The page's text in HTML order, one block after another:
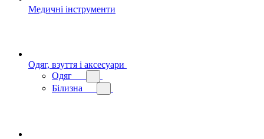
Медичні інструменти
Одяг, взуття і аксесуари
Одяг
Білизна